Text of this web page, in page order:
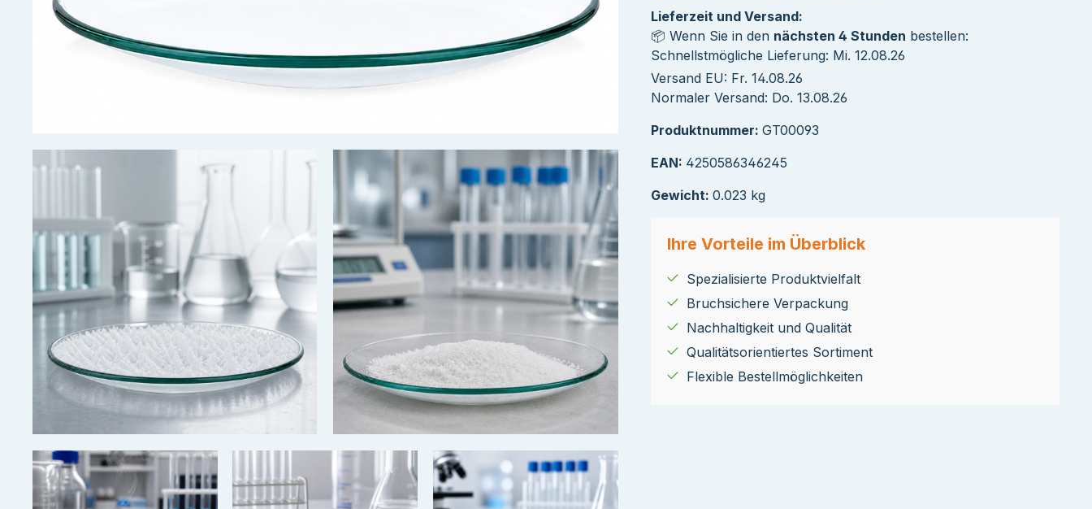
Lieferzeit und Versand:
📦 Wenn Sie in den nächsten 4 Stunden bestellen:
Schnellstmögliche Lieferung: Mi. 12.08.26
Versand EU: Fr. 14.08.26
Normaler Versand: Do. 13.08.26
Produktnummer: GT00093
EAN: 4250586346245
Gewicht: 0.023 kg
Ihre Vorteile im Überblick
Spezialisierte Produktvielfalt
Bruchsichere Verpackung
Nachhaltigkeit und Qualität
Qualitätsorientiertes Sortiment
Flexible Bestellmöglichkeiten